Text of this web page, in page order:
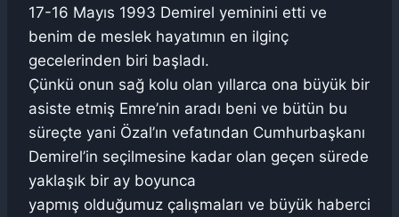
17-16 Mayıs 1993 Demirel yeminini etti ve
benim de meslek hayatımın en ilginç
gecelerinden biri başladı.
Çünkü onun sağ kolu olan yıllarca ona büyük bir
asiste etmiş Emre’nin aradı beni ve bütün bu
süreçte yani Özal’ın vefatından Cumhurbaşkanı
Demirel’in seçilmesine kadar olan geçen sürede
yaklaşık bir ay boyunca
yapmış olduğumuz çalışmaları ve büyük haberci